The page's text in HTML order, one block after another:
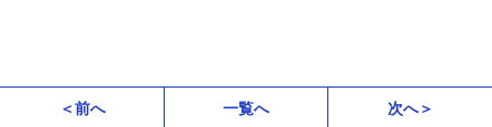
＜前へ 一覧へ 次へ＞